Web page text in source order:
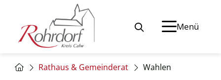
Menü
Rathaus & Gemeinderat Wahlen